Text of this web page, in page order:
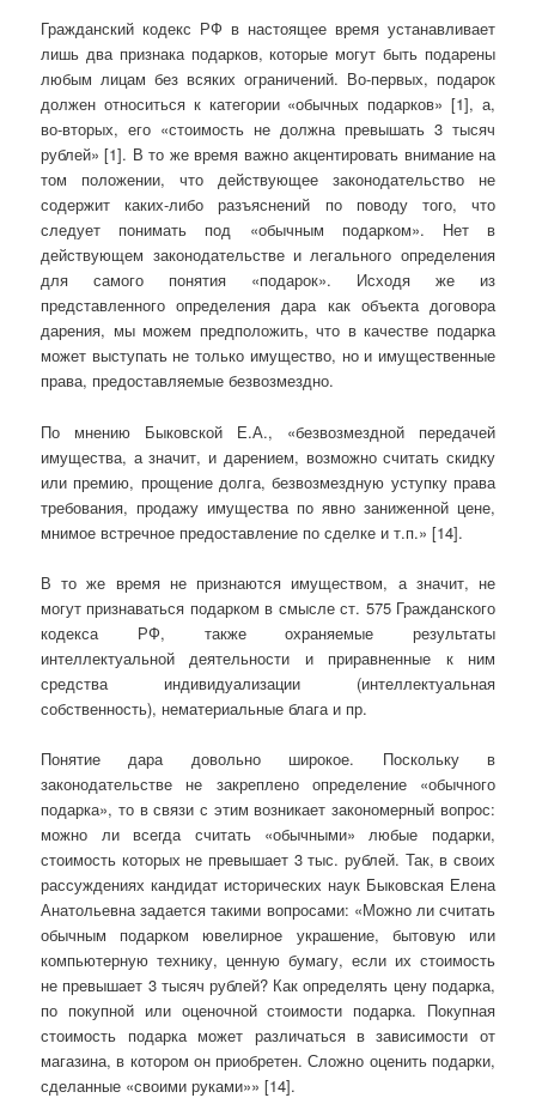
Гражданский кодекс РФ в настоящее время устанавливает
лишь два признака подарков, которые могут быть подарены
любым лицам без всяких ограничений. Во-первых, подарок
должен относиться к категории «обычных подарков» [1], а,
во-вторых, его «стоимость не должна превышать 3 тысяч
рублей» [1]. В то же время важно акцентировать внимание на
том положении, что действующее законодательство не
содержит каких-либо разъяснений по поводу того, что
следует понимать под «обычным подарком». Нет в
действующем законодательстве и легального определения
для самого понятия «подарок». Исходя же из
представленного определения дара как объекта договора
дарения, мы можем предположить, что в качестве подарка
может выступать не только имущество, но и имущественные
права, предоставляемые безвозмездно.
По мнению Быковской Е.А., «безвозмездной передачей
имущества, а значит, и дарением, возможно считать скидку
или премию, прощение долга, безвозмездную уступку права
требования, продажу имущества по явно заниженной цене,
мнимое встречное предоставление по сделке и т.п.» [14].
В то же время не признаются имуществом, а значит, не
могут признаваться подарком в смысле ст. 575 Гражданского
кодекса РФ, также охраняемые результаты
интеллектуальной деятельности и приравненные к ним
средства индивидуализации (интеллектуальная
собственность), нематериальные блага и пр.
Понятие дара довольно широкое. Поскольку в
законодательстве не закреплено определение «обычного
подарка», то в связи с этим возникает закономерный вопрос:
можно ли всегда считать «обычными» любые подарки,
стоимость которых не превышает 3 тыс. рублей. Так, в своих
рассуждениях кандидат исторических наук Быковская Елена
Анатольевна задается такими вопросами: «Можно ли считать
обычным подарком ювелирное украшение, бытовую или
компьютерную технику, ценную бумагу, если их стоимость
не превышает 3 тысяч рублей? Как определять цену подарка,
по покупной или оценочной стоимости подарка. Покупная
стоимость подарка может различаться в зависимости от
магазина, в котором он приобретен. Сложно оценить подарки,
сделанные «своими руками»» [14].